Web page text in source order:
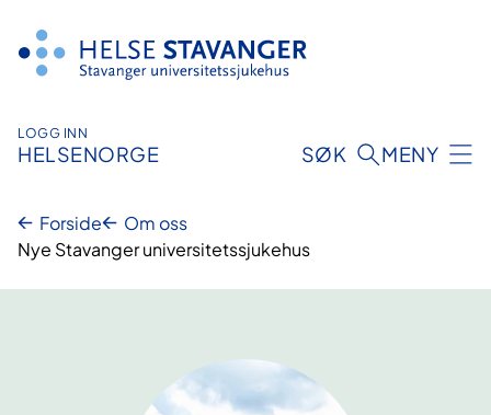
innhold
LOGG INN
HELSENORGE SØK MENY
Forside
Om oss
Nye Stavanger universitetssjukehus